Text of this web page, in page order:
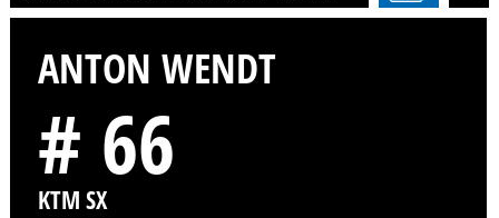
ANTON WENDT
# 66
KTM SX